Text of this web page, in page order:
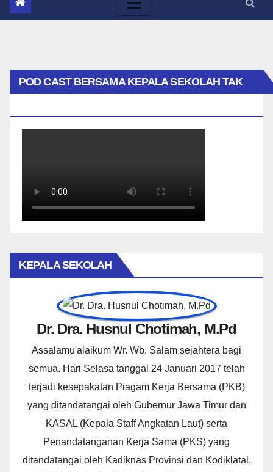
POD CAST BERSAMA KEPALA SEKOLAH TAK
KEPALA SEKOLAH
Dr. Dra. Husnul Chotimah, M.Pd
Assalamu'alaikum Wr. Wb. Salam sejahtera bagi
semua. Hari Selasa tanggal 24 Januari 2017 telah
terjadi kesepakatan Piagam Kerja Bersama (PKB)
yang ditandatangai oleh Gubernur Jawa Timur dan
KASAL (Kepala Staff Angkatan Laut) serta
Penandatanganan Kerja Sama (PKS) yang
ditandatangai oleh Kadiknas Provinsi dan Kodiklatal,